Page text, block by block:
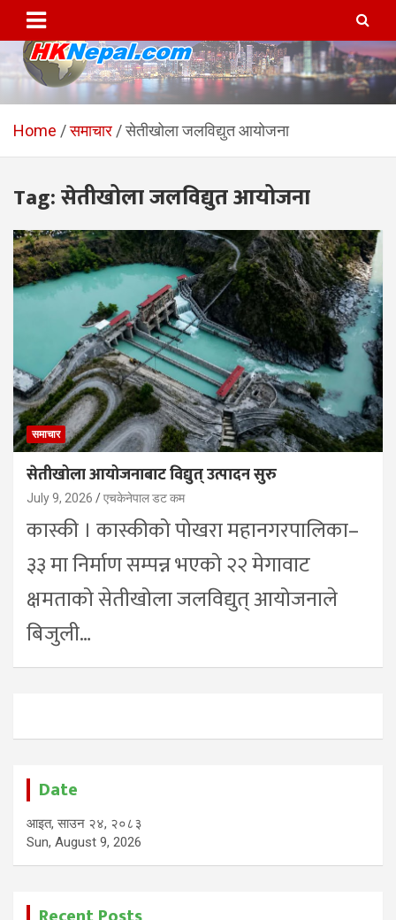
content
HKNepal.com – हङकङबाट
सञ्चालित पहिलो नेपाली अनलाईन
पत्रिका
hknepal, hknepal.com, hk nepal, hk nepal com
Home समाचार सेतीखोला जलविद्युत आयोजना
Tag:सेतीखोला जलविद्युत आयोजना
समाचार
सेतीखोला आयोजनाबाट विद्युत् उत्पादन सुरु
July 9, 2026 एचकेनेपाल डट कम
कास्की । कास्कीको पोखरा महानगरपालिका–
३३ मा निर्माण सम्पन्न भएको २२ मेगावाट
क्षमताको सेतीखोला जलविद्युत् आयोजनाले
बिजुली…
Date
आइत, साउन २४, २०८३
Sun, August 9, 2026